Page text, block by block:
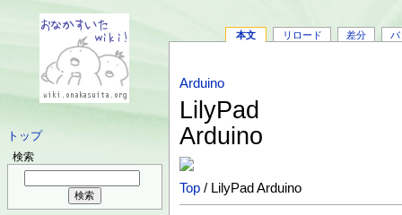
トップ
検索
本文 リロード 差分 バ
Arduino
LilyPad
Arduino
Top / LilyPad Arduino